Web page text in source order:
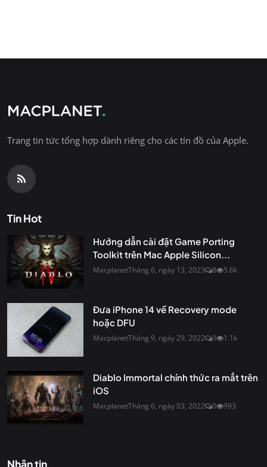
Trang tin tức tổng hợp dành riêng cho các tín đồ của Apple.
Tin Hot
Hướng dẫn cài đặt Game Porting
Toolkit trên Mac Apple Silicon...
MacplanetTháng 6, ngày 13, 2023 8 5.6k
Đưa iPhone 14 về Recovery mode
hoặc DFU
MacplanetTháng 9, ngày 29, 2022 0 1.1k
Diablo Immortal chính thức ra mắt trên
iOS
MacplanetTháng 6, ngày 03, 2022 0 993
Nhận tin